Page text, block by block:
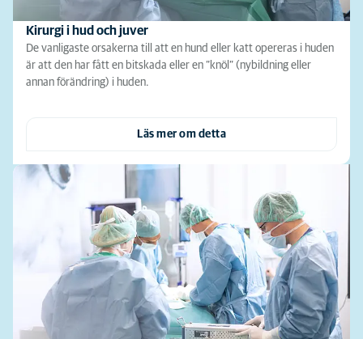
Kirurgi i hud och juver
De vanligaste orsakerna till att en hund eller katt opereras i huden
är att den har fått en bitskada eller en ”knöl” (nybildning eller
annan förändring) i huden.
Läs mer om detta